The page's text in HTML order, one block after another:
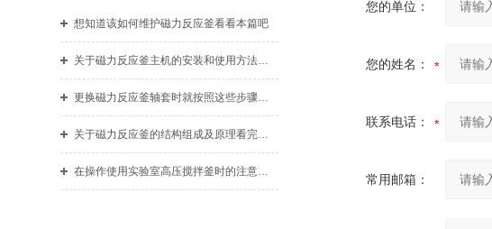
想知道该如何维护磁力反应釜看看本篇吧
关于磁力反应釜主机的安装和使用方法你知道么
更换磁力反应釜轴套时就按照这些步骤进行
关于磁力反应釜的结构组成及原理看完本篇你就知道了
在操作使用实验室高压搅拌釜时的注意事项看完便知
您的单位：
您的姓名：
联系电话：
常用邮箱：